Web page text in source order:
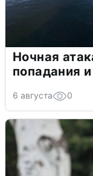
Ночная
попадания
6 августа 0